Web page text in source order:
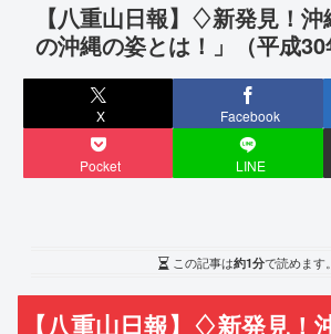
【八重山日報】♢新発見！
の沖縄の姿とは！」（平成30
X Facebook
Pocket LINE
この記事は約1分で読めます。
【八重山日報】♢新発見